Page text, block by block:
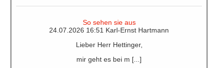
So sehen sie aus
24.07.2026 16:51 Karl-Ernst Hartmann
Lieber Herr Hettinger,
mir geht es bei m [...]